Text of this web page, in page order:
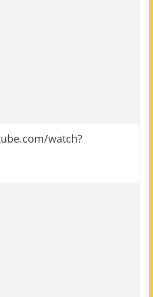
watch?